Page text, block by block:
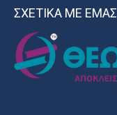
ΣΧΕΤΙΚΑ ΜΕ ΕΜΑΣ